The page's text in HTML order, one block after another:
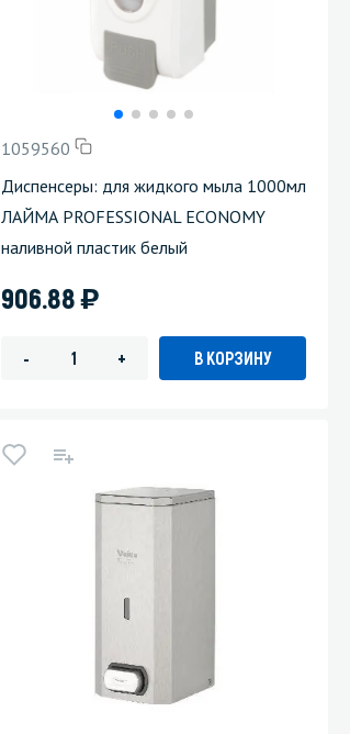
Промышленная уборка
1059560
Диспенсеры: для жидкого мыла 1000мл
ЛАЙМА PROFESSIONAL ECONOMY
наливной пластик белый
906.88)
- + В КОРЗИНУ